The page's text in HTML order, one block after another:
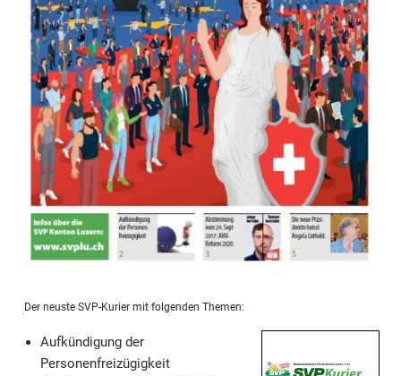
Der neuste SVP-Kurier mit folgenden Themen:
Aufkündigung der
Personenfreizügigkeit